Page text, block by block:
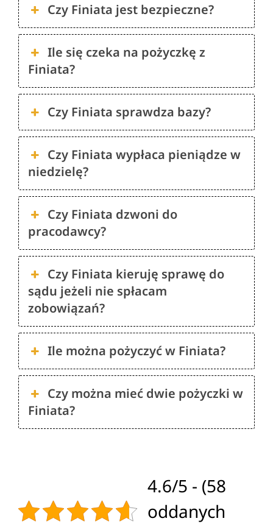
Czy Finiata jest bezpieczne?
Ile się czeka na pożyczkę z
Finiata?
Czy Finiata sprawdza bazy?
Czy Finiata wypłaca pieniądze w
niedzielę?
Czy Finiata dzwoni do
pracodawcy?
Czy Finiata kieruję sprawę do
sądu jeżeli nie spłacam
zobowiązań?
Ile można pożyczyć w Finiata?
Czy można mieć dwie pożyczki w
Finiata?
4.6/5 - (58
oddanych